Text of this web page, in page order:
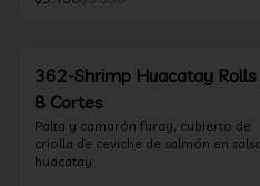
362-Shrimp Huacatay
8 Cortes
Palta y camarón furay, cubierto de
criolla de ceviche de salmón en salsa
huacatay